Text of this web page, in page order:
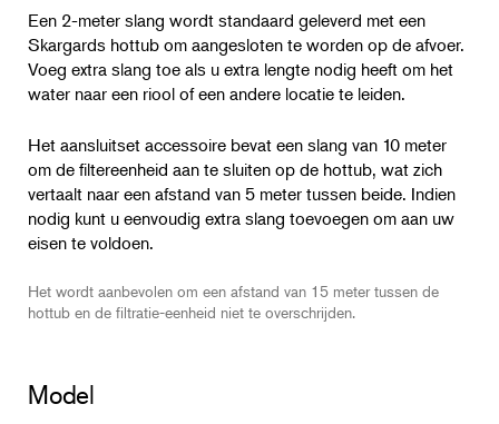
Een 2-meter slang wordt standaard geleverd met een
Skargards hottub om aangesloten te worden op de afvoer.
Voeg extra slang toe als u extra lengte nodig heeft om het
water naar een riool of een andere locatie te leiden.
Het aansluitset accessoire bevat een slang van 10 meter
om de filtereenheid aan te sluiten op de hottub, wat zich
vertaalt naar een afstand van 5 meter tussen beide. Indien
nodig kunt u eenvoudig extra slang toevoegen om aan uw
eisen te voldoen.
Het wordt aanbevolen om een ​​afstand van 15 meter tussen de
hottub en de filtratie-eenheid niet te overschrijden.
Model